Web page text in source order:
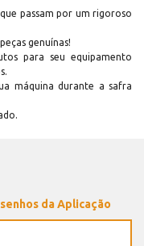
passam por um rigoroso
genuínas!
para seu equipamento
máquina durante a safra
da Aplicação